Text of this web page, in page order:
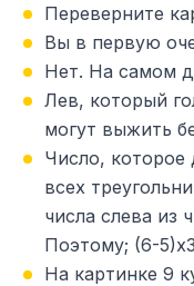
Переверните
Вы в первую
Нет. На самом
Лев, который
могут выжить
Число, которое
всех
числа слева из
Поэтому; (6-
На картинке 9